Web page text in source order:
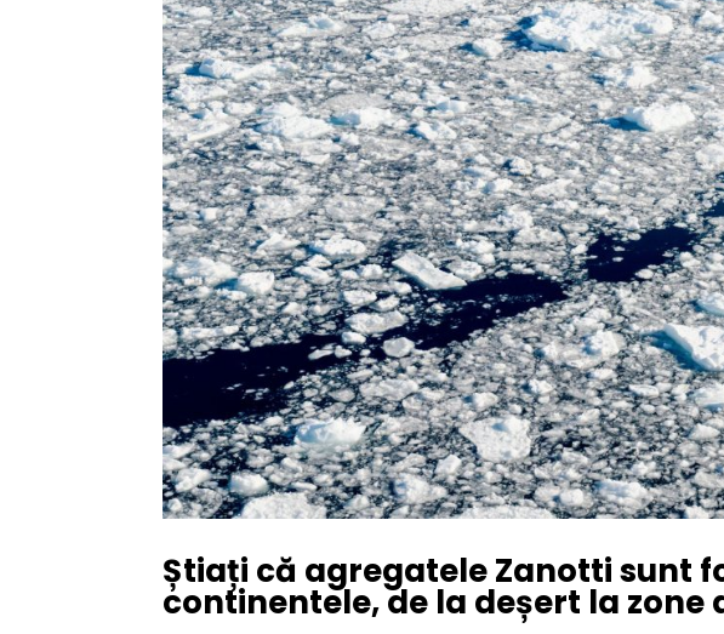
Știați că agregatele Zanotti sunt
continentele, de la deșert la zone